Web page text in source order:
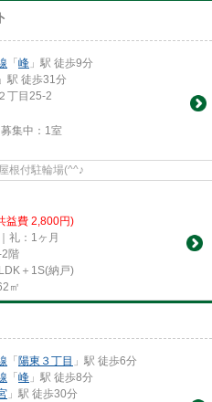
「峰 」駅 徒歩9分
」駅 徒歩31分
２丁目25-2
集中： 1室
根付駐輪場(^^♪
益費 2,800円)
礼：1ヶ月
2階
＋1S(納戸)
㎡
「陽東３丁目 」駅 徒歩6分
「峰 」駅 徒歩8分
」駅 徒歩30分